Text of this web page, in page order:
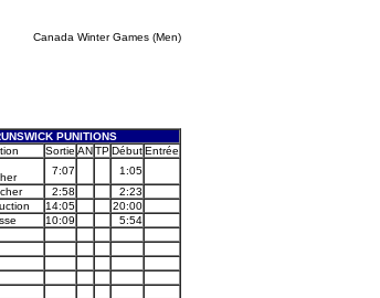
Canada Winter Games (Men)
PUNITIONS
Sortie ANTPDébutEntrée
7:07
1:05
2:58
2:23
14:05
20:00
10:09 5:54